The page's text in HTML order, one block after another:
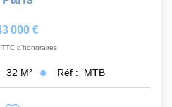
000 €
d'honoraires
32 M² Réf : MTB